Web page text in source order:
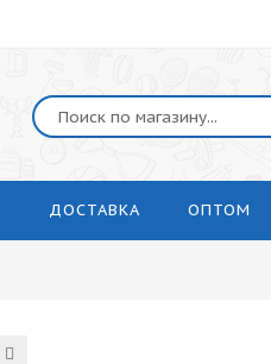
ДОСТАВКА ОПТОМ